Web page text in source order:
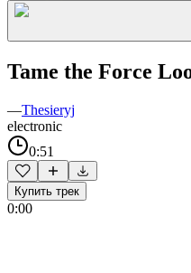
Tame the Force
—Thesieryj
electronic
0:51
Купить трек
0:00